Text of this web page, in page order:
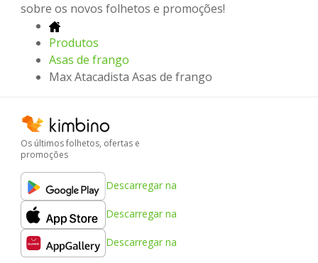
sobre os novos folhetos e promoções!
Produtos
Asas de frango
Max Atacadista Asas de frango
Os últimos folhetos, ofertas e
promoções
Descarregar na
Descarregar na
Descarregar na